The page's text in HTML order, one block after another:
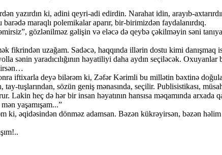
yazırdın ki, adini qeyri-adi edirdin. Narahat idin, arayıb-
maraqlı polemikalar aparır, bir-birimizdən faydalanırdıq.
gözlənilməz gəlişin və eləcə də qeybə çəkilməyin səni
fikrindən uzağam. Sadəcə, haqqında illərin dostu kimi
sənin yaradıcılığının həyatiliyi daha aydın seçiləcək.
iftixarla deyə bilərəm ki, Zəfər Kərimli bu millətin bəxtinə
tuşlarından, sözün geniş mənasında, seçilir. Publisistikası,
heç də hər bir insan həyatının hansısa məqamında
yaşamışam...”
ki, əqidəsindən dönməz adamsan. Bəzən kükrəyirsən, bəzən